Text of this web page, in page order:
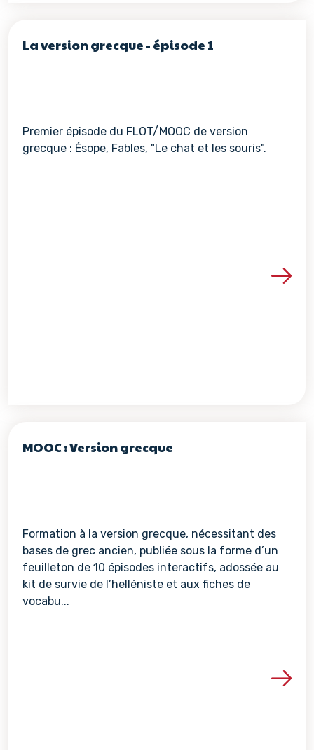
La version grecque - épisode 1
Premier épisode du FLOT/MOOC de version
grecque : Ésope, Fables, "Le chat et les souris".
Voir les détails de la
MOOC : Version grecque
Formation à la version grecque, nécessitant des
bases de grec ancien, publiée sous la forme d’un
feuilleton de 10 épisodes interactifs, adossée au
kit de survie de l’helléniste et aux fiches de
vocabu...
Voir les détails de la